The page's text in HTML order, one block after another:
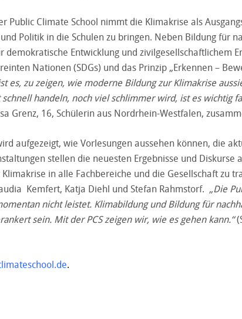
Public Climate School nimmt die Klimakrise als
Politik in die Schulen zu bringen. Neben Bildung für
demokratische Entwicklung und zivilgesellschaftlichem
Nationen (SDGs) und das Prinzip „Erkennen –
es, zu zeigen, wie moderne Bildung zur Klimakrise
handeln, noch viel schlimmer wird, ist es wichtig
Grenz, 16, Schülerin aus Nordrhein-Westfalen,
aufgezeigt, wie Vorlesungen aussehen können, die
stellen die neuesten Ergebnisse und Diskurse
in alle Fachbereiche und die Gesellschaft zu
Kemfert, Katja Diehl und Stefan Rahmstorf. „Die
nicht leistet. Klimabildung und Bildung für
sein. Mit der PCS zeigen wir, wie es gehen kann.“
.